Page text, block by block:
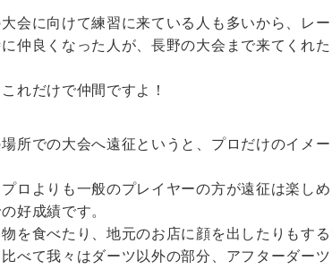
会に向けて練習に来ている人も多いから、レ
に仲良くなった人が、長野の大会まで来てくれ
れだけで仲間ですよ！
所での大会へ遠征というと、プロだけのイメ
ロよりも一般のプレイヤーの方が遠征は楽し
好成績です。
を食べたり、地元のお店に顔を出したりもす
べて我々はダーツ以外の部分、アフターダー